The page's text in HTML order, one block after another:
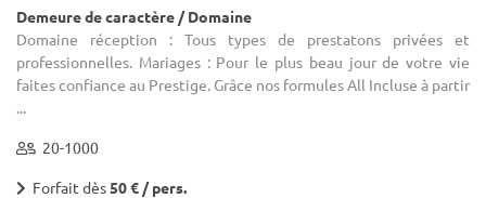
Demeure de caractère / Domaine
Domaine réception : Tous types de prestatons privées et
professionnelles. Mariages : Pour le plus beau jour de votre vie
faites confiance au Prestige. Grâce nos formules All Incluse à partir
...
20-1000
Forfait dès50 € / pers.